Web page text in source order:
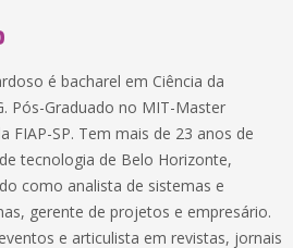
é bacharel em Ciência da
Pós-Graduado no MIT-Master
FIAP-SP. Tem mais de 23 anos de
tecnologia de Belo Horizonte,
como analista de sistemas e
gerente de projetos e empresário.
e articulista em revistas, jornais